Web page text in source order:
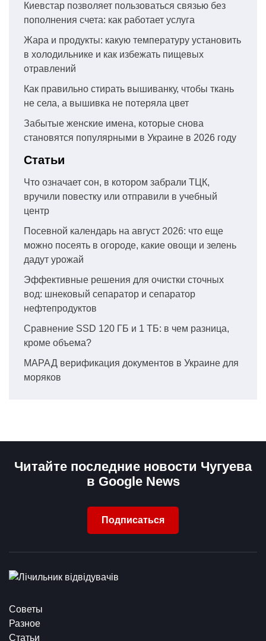
Киевстар позволяет пользоваться связью без
пополнения счета: как работает услуга
Жара и продукты: какую температуру установить
в холодильнике и как избежать пищевых
отравлений
Как правильно стирать вышиванку, чтобы ткань
не села, а вышивка не потеряла цвет
Забытые женские имена, которые снова
становятся популярными в Украине в 2026 году
Статьи
Что означает сон, в котором забрали ТЦК,
вручили повестку или отправили в учебный
центр
Посевной календарь на август 2026: что еще
можно посеять в огороде, какие овощи и зелень
дадут урожай
Эффективные решения для очистки сточных
вод: шнековый сепаратор и сепаратор
нефтепродуктов
Сравнение SSD 120 ГБ и 1 ТБ: в чем разница,
кроме объема?
МАРАД верификация документов в Украине для
моряков
Читайте последние новости Чугуева
в Google News
Подписаться
Советы
Разное
Статьи